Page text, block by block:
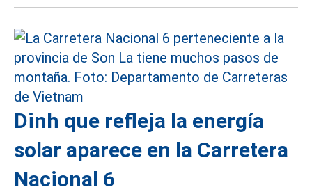
Dinh que refleja la energía
solar aparece en la Carretera
Nacional 6